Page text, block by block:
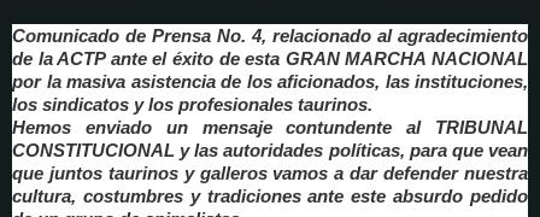
Comunicado de Prensa No. 4, relacionado al agradecimiento
de la ACTP ante el éxito de esta GRAN MARCHA NACIONAL
por la masiva asistencia de los aficionados, las instituciones,
los sindicatos y los profesionales taurinos.
Hemos enviado un mensaje contundente al TRIBUNAL
CONSTITUCIONAL y las autoridades políticas, para que vean
que juntos taurinos y galleros vamos a dar defender nuestra
cultura, costumbres y tradiciones ante este absurdo pedido